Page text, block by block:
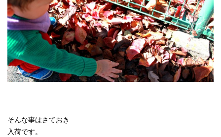
そんな事はさておき
入荷です。